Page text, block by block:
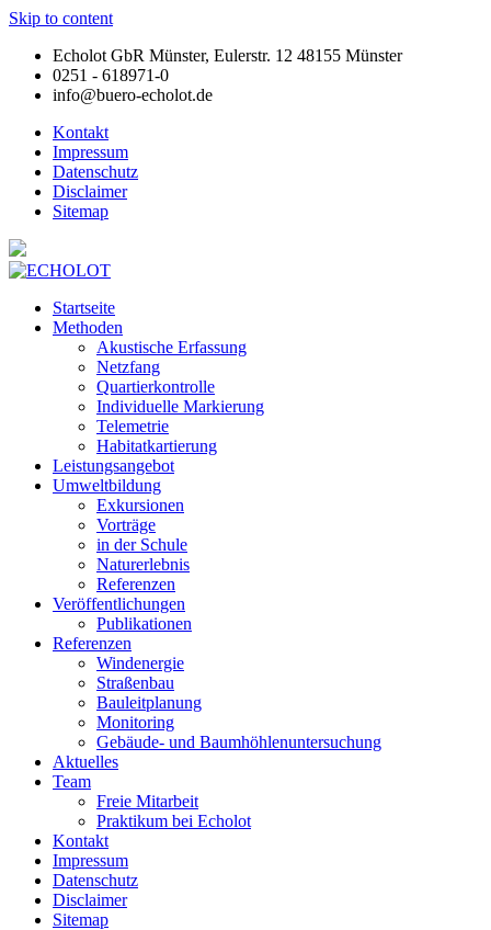
Skip to content
Echolot GbR Münster, Eulerstr. 12 48155 Münster
0251 - 618971-0
info@buero-echolot.de
Kontakt
Impressum
Datenschutz
Disclaimer
Sitemap
Startseite
Methoden
Akustische Erfassung
Netzfang
Quartierkontrolle
Individuelle Markierung
Telemetrie
Habitatkartierung
Leistungsangebot
Umweltbildung
Exkursionen
Vorträge
in der Schule
Naturerlebnis
Referenzen
Veröffentlichungen
Publikationen
Referenzen
Windenergie
Straßenbau
Bauleitplanung
Monitoring
Gebäude- und Baumhöhlenuntersuchung
Aktuelles
Team
Freie Mitarbeit
Praktikum bei Echolot
Kontakt
Impressum
Datenschutz
Disclaimer
Sitemap